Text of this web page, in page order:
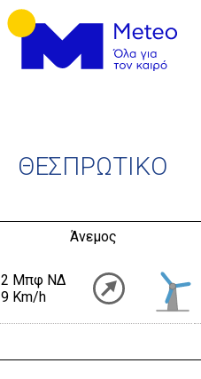
ΘΕΣΠΡΩΤΙΚΟ
Άνεμος
2 Μπφ ΝΔ
9 Km/h